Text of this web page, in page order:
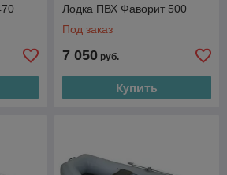
Лодка ПВХ Фаворит 500
Под заказ
7 050 руб.
Купить